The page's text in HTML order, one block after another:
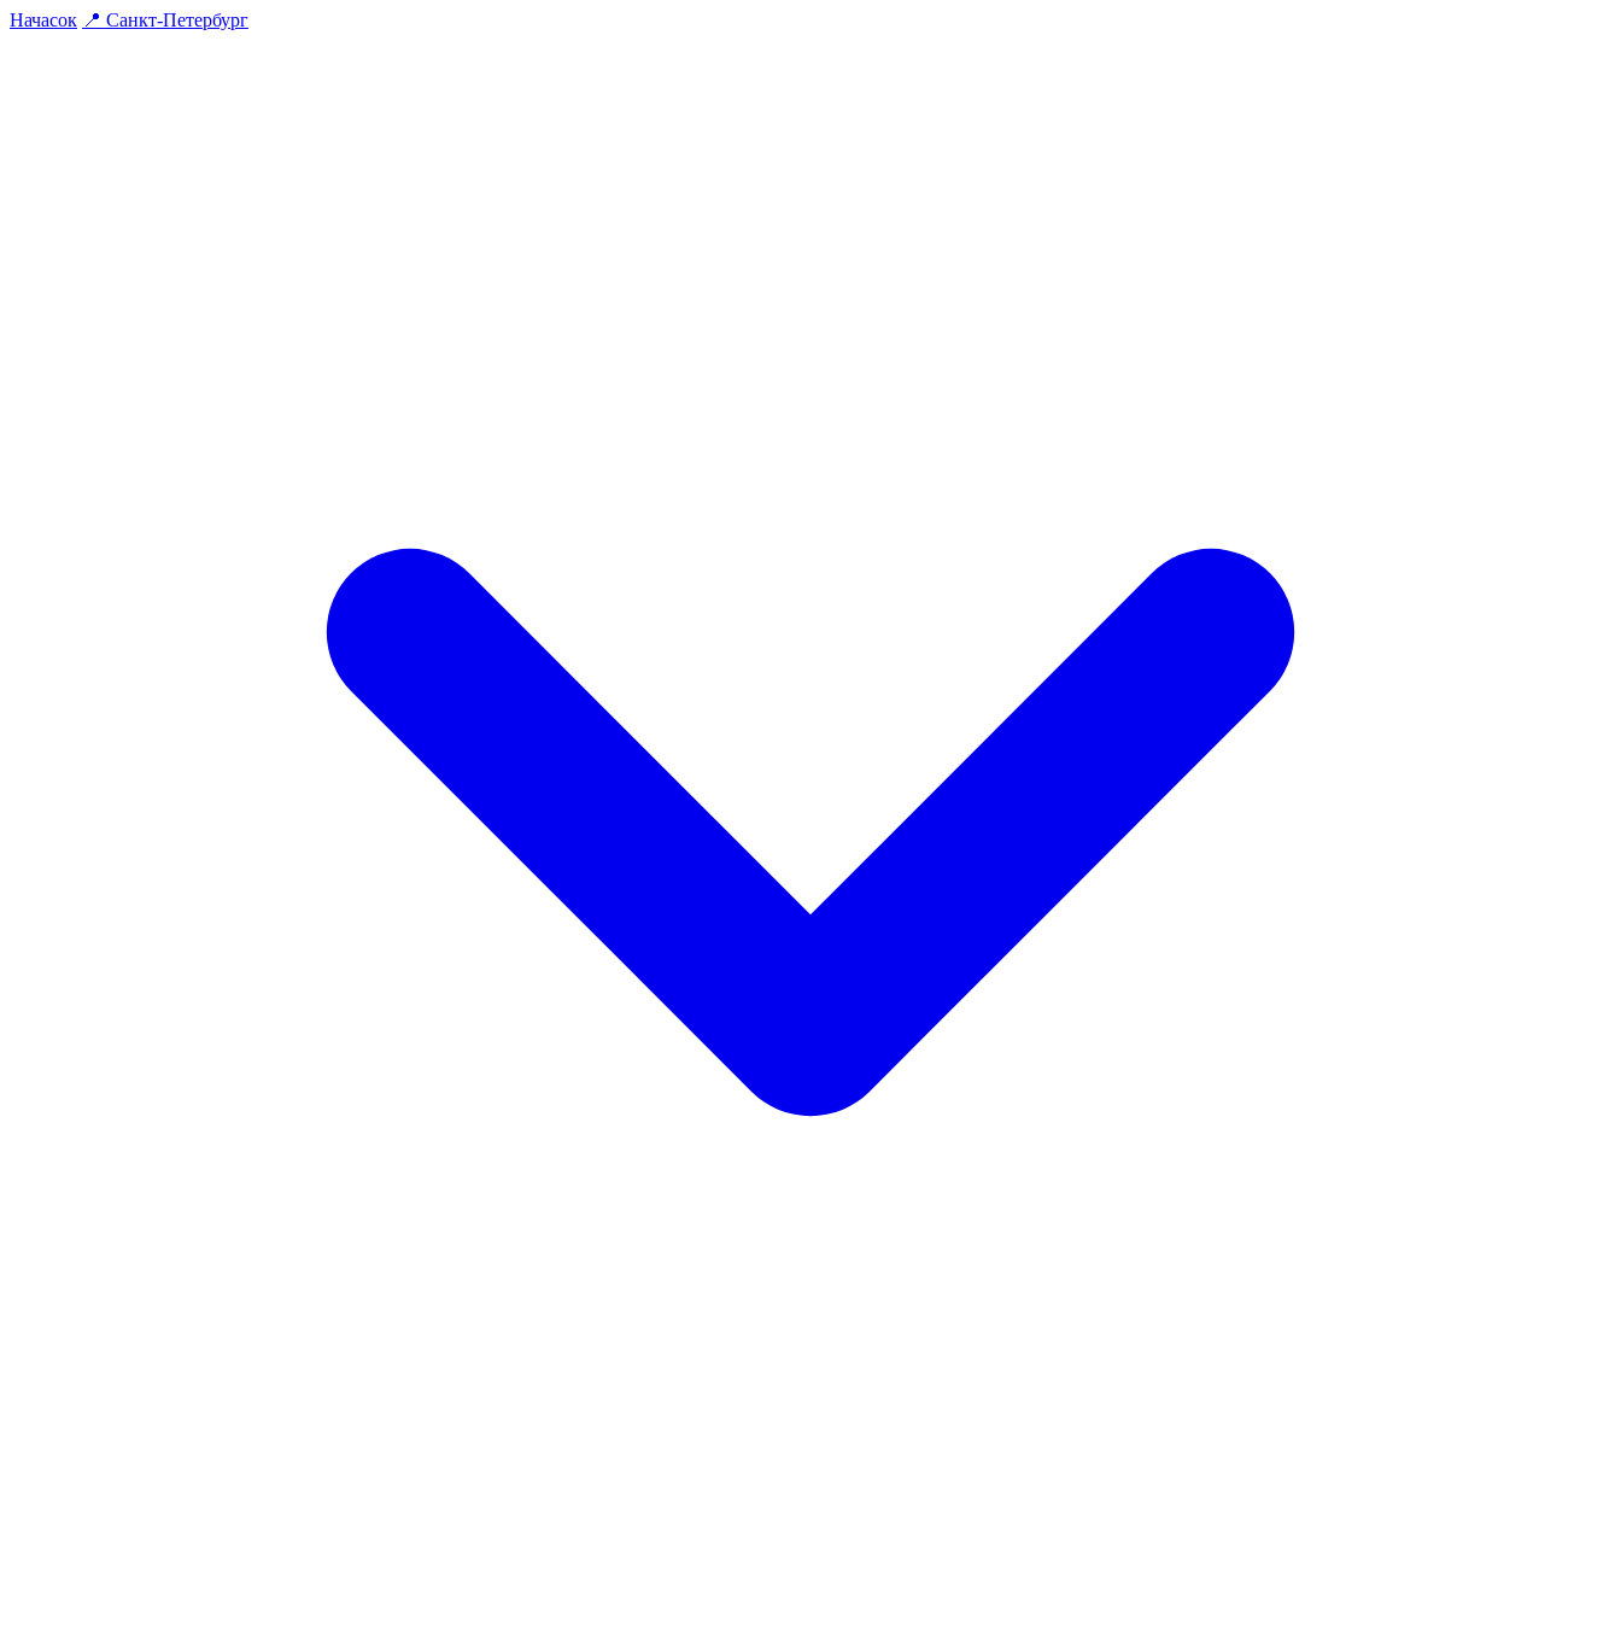
Начасок 📍 Санкт-Петербург